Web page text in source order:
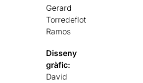
Gerard
Torredeflot
Ramos
Disseny
gràfic:
David